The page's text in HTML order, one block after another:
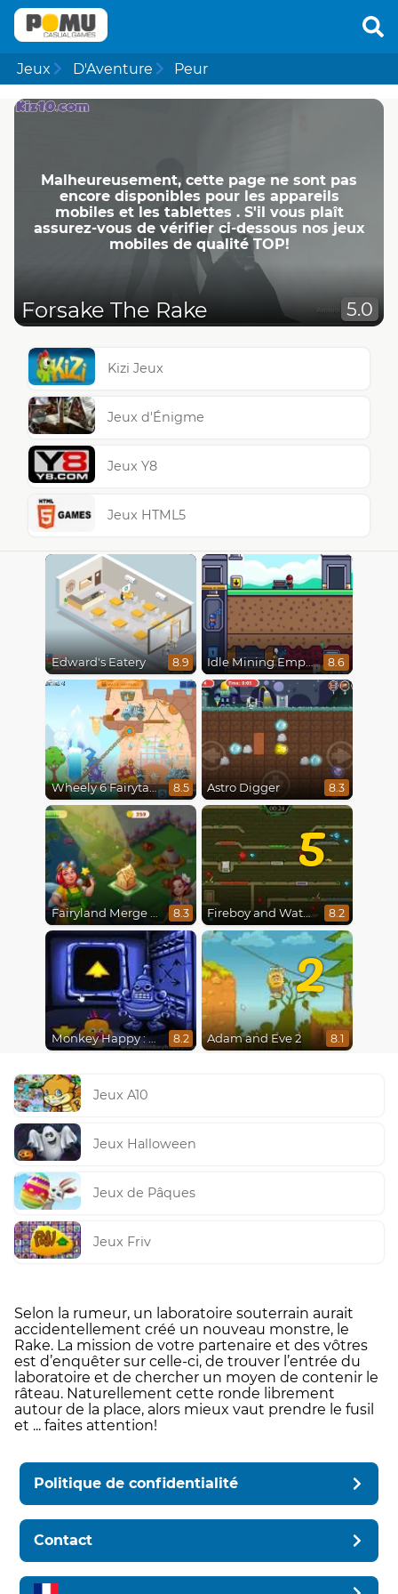
Jeux D'Aventure Peur
Malheureusement, cette page ne ​​sont pas
encore disponibles pour les appareils
mobiles et les tablettes . S'il vous plaît
assurez-vous de vérifier ci-dessous nos jeux
mobiles de qualité TOP!
Forsake The Rake 5.0
Kizi Jeux
Jeux d'Énigme
Jeux Y8
Jeux HTML5
Edward's Eatery 8.9 Idle Mining Empire 8.6
Wheely 6 Fairytale 8.5 Astro Digger 8.3
Fairyland Merge and Magic 8.3
5
Fireboy and Watergirl 5 : Elements 8.2
Monkey Happy : Stage 0112 8.2
2
Adam and Eve 2 8.1
Jeux A10
Jeux Halloween
Jeux de Pâques
Jeux Friv
Selon la rumeur, un laboratoire souterrain aurait
accidentellement créé un nouveau monstre, le
Rake. La mission de votre partenaire et des vôtres
est d’enquêter sur celle-ci, de trouver l’entrée du
laboratoire et de chercher un moyen de contenir le
râteau. Naturellement cette ronde librement
autour de la place, alors mieux vaut prendre le fusil
et ... faites attention!
Politique de confidentialité
Contact